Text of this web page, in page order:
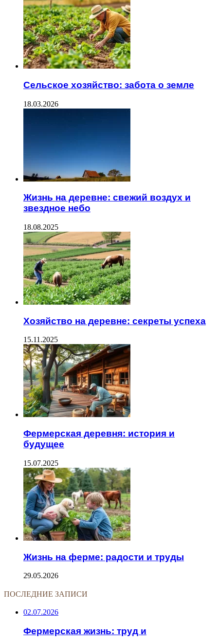
Сельское хозяйство: забота о земле
18.03.2026
Жизнь на деревне: свежий воздух и
звездное небо
18.08.2025
Хозяйство на деревне: секреты успеха
15.11.2025
Фермерская деревня: история и
будущее
15.07.2025
Жизнь на ферме: радости и труды
29.05.2026
ПОСЛЕДНИЕ ЗАПИСИ
02.07.2026
Фермерская жизнь: труд и